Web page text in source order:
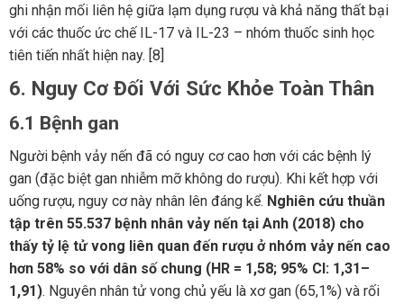
ghi nhận mối liên hệ giữa lạm dụng rượu và khả năng thất bại
với các thuốc ức chế IL-17 và IL-23 – nhóm thuốc sinh học
tiên tiến nhất hiện nay. [8]
6. Nguy Cơ Đối Với Sức Khỏe Toàn Thân
6.1 Bệnh gan
Người bệnh vảy nến đã có nguy cơ cao hơn với các bệnh lý
gan (đặc biệt gan nhiễm mỡ không do rượu). Khi kết hợp với
uống rượu, nguy cơ này nhân lên đáng kể. Nghiên cứu thuần
tập trên 55.537 bệnh nhân vảy nến tại Anh (2018) cho
thấy tỷ lệ tử vong liên quan đến rượu ở nhóm vảy nến cao
hơn 58% so với dân số chung (HR = 1,58; 95% CI: 1,31–
1,91). Nguyên nhân tử vong chủ yếu là xơ gan (65,1%) và rối